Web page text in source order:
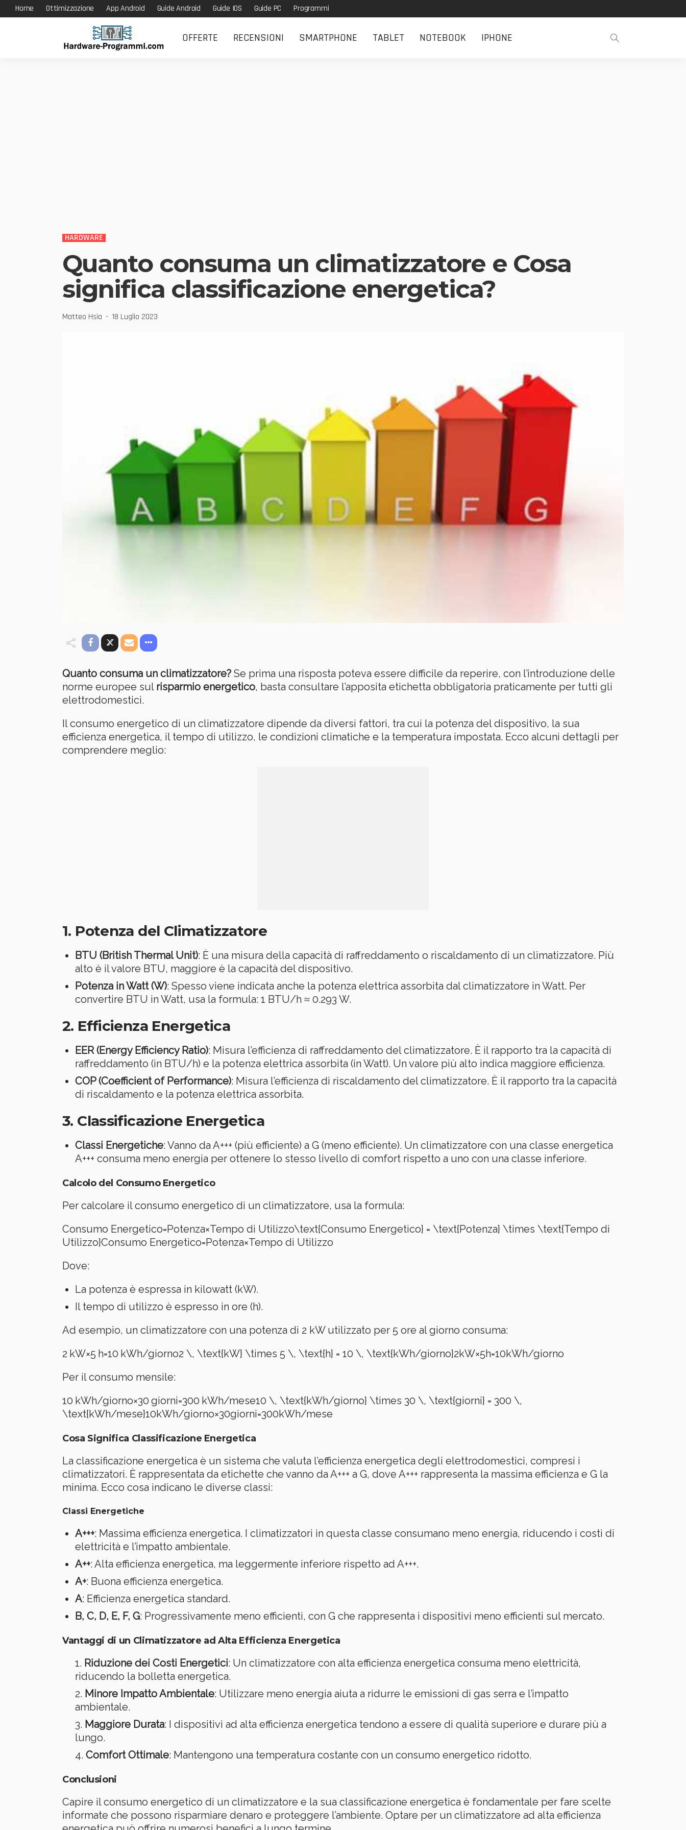
Home Ottimizzazione App Android Guide Android Guide IOS Guide PC Programmi
OFFERTE RECENSIONI SMARTPHONE TABLET NOTEBOOK IPHONE
HARDWARE
Quanto consuma un climatizzatore e Cosa
significa classificazione energetica?
Matteo Hsia 18 Luglio 2023
Quanto consuma un climatizzatore? Se prima una risposta poteva essere difficile da reperire, con l’introduzione delle
norme europee sul risparmio energetico, basta consultare l’apposita etichetta obbligatoria praticamente per tutti gli
elettrodomestici.
Il consumo energetico di un climatizzatore dipende da diversi fattori, tra cui la potenza del dispositivo, la sua
efficienza energetica, il tempo di utilizzo, le condizioni climatiche e la temperatura impostata. Ecco alcuni dettagli per
comprendere meglio:
1. Potenza del Climatizzatore
BTU (British Thermal Unit): È una misura della capacità di raffreddamento o riscaldamento di un climatizzatore. Più
alto è il valore BTU, maggiore è la capacità del dispositivo.
Potenza in Watt (W): Spesso viene indicata anche la potenza elettrica assorbita dal climatizzatore in Watt. Per
convertire BTU in Watt, usa la formula: 1 BTU/h ≈ 0.293 W.
2. Efficienza Energetica
EER (Energy Efficiency Ratio): Misura l’efficienza di raffreddamento del climatizzatore. È il rapporto tra la capacità di
raffreddamento (in BTU/h) e la potenza elettrica assorbita (in Watt). Un valore più alto indica maggiore efficienza.
COP (Coefficient of Performance): Misura l’efficienza di riscaldamento del climatizzatore. È il rapporto tra la capacità
di riscaldamento e la potenza elettrica assorbita.
3. Classificazione Energetica
Classi Energetiche: Vanno da A+++ (più efficiente) a G (meno efficiente). Un climatizzatore con una classe energetica
A+++ consuma meno energia per ottenere lo stesso livello di comfort rispetto a uno con una classe inferiore.
Calcolo del Consumo Energetico
Per calcolare il consumo energetico di un climatizzatore, usa la formula:
Consumo Energetico=Potenza×Tempo di Utilizzo\text{Consumo Energetico} = \text{Potenza} \times \text{Tempo di
Utilizzo}Consumo Energetico=Potenza×Tempo di Utilizzo
Dove:
La potenza è espressa in kilowatt (kW).
Il tempo di utilizzo è espresso in ore (h).
Ad esempio, un climatizzatore con una potenza di 2 kW utilizzato per 5 ore al giorno consuma:
2 kW×5 h=10 kWh/giorno2 \, \text{kW} \times 5 \, \text{h} = 10 \, \text{kWh/giorno}2kW×5h=10kWh/giorno
Per il consumo mensile:
10 kWh/giorno×30 giorni=300 kWh/mese10 \, \text{kWh/giorno} \times 30 \, \text{giorni} = 300 \,
\text{kWh/mese}10kWh/giorno×30giorni=300kWh/mese
Cosa Significa Classificazione Energetica
La classificazione energetica è un sistema che valuta l’efficienza energetica degli elettrodomestici, compresi i
climatizzatori. È rappresentata da etichette che vanno da A+++ a G, dove A+++ rappresenta la massima efficienza e G la
minima. Ecco cosa indicano le diverse classi:
Classi Energetiche
A+++: Massima efficienza energetica. I climatizzatori in questa classe consumano meno energia, riducendo i costi di
elettricità e l’impatto ambientale.
A++: Alta efficienza energetica, ma leggermente inferiore rispetto ad A+++.
A+: Buona efficienza energetica.
A: Efficienza energetica standard.
B, C, D, E, F, G: Progressivamente meno efficienti, con G che rappresenta i dispositivi meno efficienti sul mercato.
Vantaggi di un Climatizzatore ad Alta Efficienza Energetica
Riduzione dei Costi Energetici: Un climatizzatore con alta efficienza energetica consuma meno elettricità,
riducendo la bolletta energetica.
Minore Impatto Ambientale: Utilizzare meno energia aiuta a ridurre le emissioni di gas serra e l’impatto
ambientale.
Maggiore Durata: I dispositivi ad alta efficienza energetica tendono a essere di qualità superiore e durare più a
lungo.
Comfort Ottimale: Mantengono una temperatura costante con un consumo energetico ridotto.
Conclusioni
Capire il consumo energetico di un climatizzatore e la sua classificazione energetica è fondamentale per fare scelte
informate che possono risparmiare denaro e proteggere l’ambiente. Optare per un climatizzatore ad alta efficienza